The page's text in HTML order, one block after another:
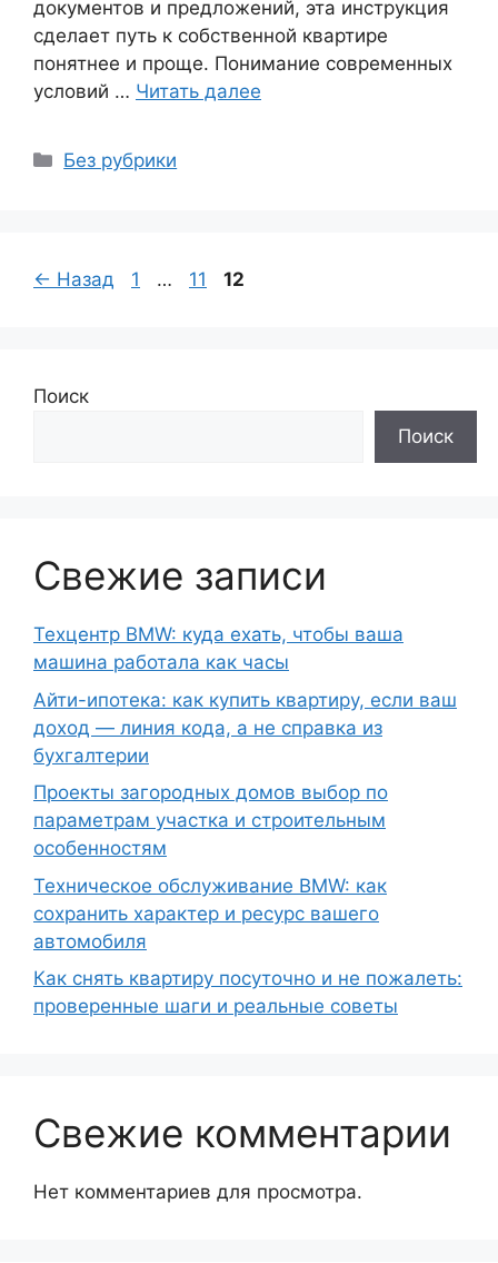
документов и предложений, эта инструкция
сделает путь к собственной квартире
понятнее и проще. Понимание современных
условий … Читать далее
Рубрики
Без рубрики
← Назад Страница
1 … Страница
11 Страница
12
Поиск
Поиск
Свежие записи
Техцентр BMW: куда ехать, чтобы ваша
машина работала как часы
Айти-ипотека: как купить квартиру, если ваш
доход — линия кода, а не справка из
бухгалтерии
Проекты загородных домов выбор по
параметрам участка и строительным
особенностям
Техническое обслуживание BMW: как
сохранить характер и ресурс вашего
автомобиля
Как снять квартиру посуточно и не пожалеть:
проверенные шаги и реальные советы
Свежие комментарии
Нет комментариев для просмотра.